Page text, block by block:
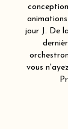
jour J. De
vous